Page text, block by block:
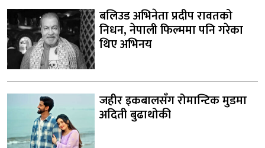
बलिउड अभिनेता प्रदीप रावतको
निधन, नेपाली फिल्ममा पनि गरेका
थिए अभिनय
जहीर इकबालसँग रोमान्टिक मुडमा
अदिती बुढाथोकी